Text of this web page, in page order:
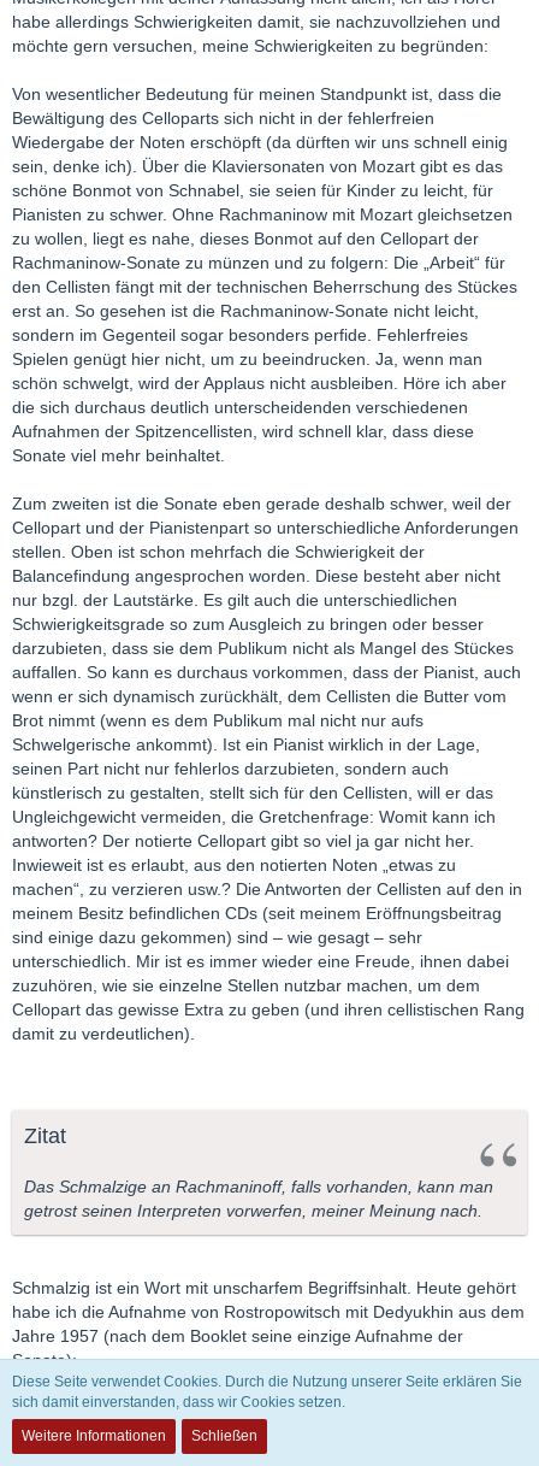
habe allerdings Schwierigkeiten damit, sie nachzuvollziehen und
möchte gern versuchen, meine Schwierigkeiten zu begründen:
Von wesentlicher Bedeutung für meinen Standpunkt ist, dass die
Bewältigung des Celloparts sich nicht in der fehlerfreien
Wiedergabe der Noten erschöpft (da dürften wir uns schnell einig
sein, denke ich). Über die Klaviersonaten von Mozart gibt es das
schöne Bonmot von Schnabel, sie seien für Kinder zu leicht, für
Pianisten zu schwer. Ohne Rachmaninow mit Mozart gleichsetzen
zu wollen, liegt es nahe, dieses Bonmot auf den Cellopart der
Rachmaninow-Sonate zu münzen und zu folgern: Die „Arbeit“ für
den Cellisten fängt mit der technischen Beherrschung des Stückes
erst an. So gesehen ist die Rachmaninow-Sonate nicht leicht,
sondern im Gegenteil sogar besonders perfide. Fehlerfreies
Spielen genügt hier nicht, um zu beeindrucken. Ja, wenn man
schön schwelgt, wird der Applaus nicht ausbleiben. Höre ich aber
die sich durchaus deutlich unterscheidenden verschiedenen
Aufnahmen der Spitzencellisten, wird schnell klar, dass diese
Sonate viel mehr beinhaltet.
Zum zweiten ist die Sonate eben gerade deshalb schwer, weil der
Cellopart und der Pianistenpart so unterschiedliche Anforderungen
stellen. Oben ist schon mehrfach die Schwierigkeit der
Balancefindung angesprochen worden. Diese besteht aber nicht
nur bzgl. der Lautstärke. Es gilt auch die unterschiedlichen
Schwierigkeitsgrade so zum Ausgleich zu bringen oder besser
darzubieten, dass sie dem Publikum nicht als Mangel des Stückes
auffallen. So kann es durchaus vorkommen, dass der Pianist, auch
wenn er sich dynamisch zurückhält, dem Cellisten die Butter vom
Brot nimmt (wenn es dem Publikum mal nicht nur aufs
Schwelgerische ankommt). Ist ein Pianist wirklich in der Lage,
seinen Part nicht nur fehlerlos darzubieten, sondern auch
künstlerisch zu gestalten, stellt sich für den Cellisten, will er das
Ungleichgewicht vermeiden, die Gretchenfrage: Womit kann ich
antworten? Der notierte Cellopart gibt so viel ja gar nicht her.
Inwieweit ist es erlaubt, aus den notierten Noten „etwas zu
machen“, zu verzieren usw.? Die Antworten der Cellisten auf den in
meinem Besitz befindlichen CDs (seit meinem Eröffnungsbeitrag
sind einige dazu gekommen) sind – wie gesagt – sehr
unterschiedlich. Mir ist es immer wieder eine Freude, ihnen dabei
zuzuhören, wie sie einzelne Stellen nutzbar machen, um dem
Cellopart das gewisse Extra zu geben (und ihren cellistischen Rang
damit zu verdeutlichen).
Zitat
Das Schmalzige an Rachmaninoff, falls vorhanden, kann man
getrost seinen Interpreten vorwerfen, meiner Meinung nach.
Schmalzig ist ein Wort mit unscharfem Begriffsinhalt. Heute gehört
habe ich die Aufnahme von Rostropowitsch mit Dedyukhin aus dem
Jahre 1957 (nach dem Booklet seine einzige Aufnahme der
Sonate):
[am] B000062R5A[/am]
Rostropowitsch reichert den Cellopart Stück in vielerlei Hinsicht an,
Diese Seite verwendet Cookies. Durch die Nutzung unserer Seite erklären Sie
sich damit einverstanden, dass wir Cookies setzen.
Weitere Informationen
Schließen